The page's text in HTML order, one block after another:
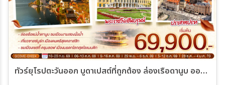
ทัวร์ยุโรปตะวันออก บูดาเปสต์ที่ถูกต้อง ล่องเรือดานูบ ออสเตรีย ฮังการี สโลวาเกีย เช็ก 8วัน 5คืน (EK)